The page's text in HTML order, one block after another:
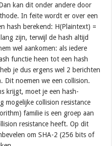
kan dit onder andere door
In feite wordt er over een
hash berekend: H(Plaintext) =
zijn, terwijl de hash altijd
wel aankomen: als iedere
functie heen tot een hash
je dus ergens wel 2 berichten
Dit noemen we een collision.
krijgt, moet je een hash-
mogelijke collision resistance
familie is een groep aan
resistance heeft. Op dit
om SHA-2 (256 bits of